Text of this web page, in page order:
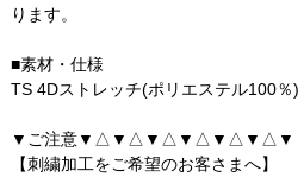
ります。
■素材・仕様
TS 4Dストレッチ(ポリエステル100％)
▼ご注意▼△▼△▼△▼△▼△▼△▼
【刺繍加工をご希望のお客さまへ】